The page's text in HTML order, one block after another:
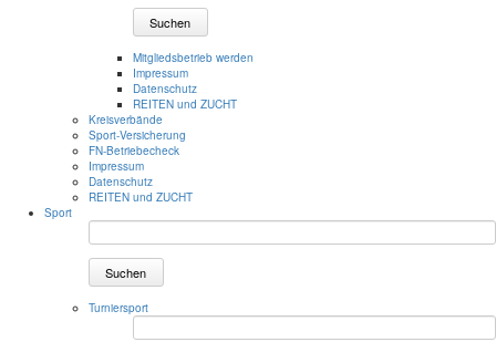
Suchen
Mitgliedsbetrieb werden
Impressum
Datenschutz
REITEN und ZUCHT
Kreisverbände
Sport-Versicherung
FN-Betriebecheck
Impressum
Datenschutz
REITEN und ZUCHT
Sport
Suchen
Turniersport